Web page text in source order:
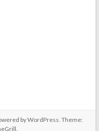
byWordPress . Theme: